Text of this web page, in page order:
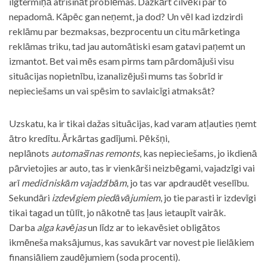
nepadomā. Kāpēc gan neņemt, ja dod? Un vēl kad izdzirdi
reklāmu par bezmaksas, bezprocentu un citu mārketinga
reklāmas triku, tad jau automātiski esam gatavi paņemt un
izmantot. Bet vai mēs esam pirms tam pārdomājuši visu
situācijas nopietnību, izanalizējuši mums tas šobrīd ir
nepieciešams un vai spēsim to savlaicīgi atmaksāt?
Uzskatu, ka ir tikai dažas situācijas, kad varam atļauties ņemt
ātro kredītu. Ārkārtas gadījumi. Pēkšņi,
neplānots automašīnas remonts, kas nepieciešams, jo ikdienā
pārvietojies ar auto, tas ir vienkārši neizbēgami, vajadzīgi vai
arīmedicīniskām vajadzībām, jo tas var apdraudēt veselību.
Sekundāri izdevīgiem piedāvājumiem, jo tie parasti ir izdevīgi
tikai tagad un tūlīt, jo nākotnē tas ļaus ietaupīt vairāk.
Darba alga kavējasun līdz ar to iekavēsiet obligātos
ikmēneša maksājumus, kas savukārt var novest pie lielākiem
finansiāliem zaudējumiem (soda procenti).